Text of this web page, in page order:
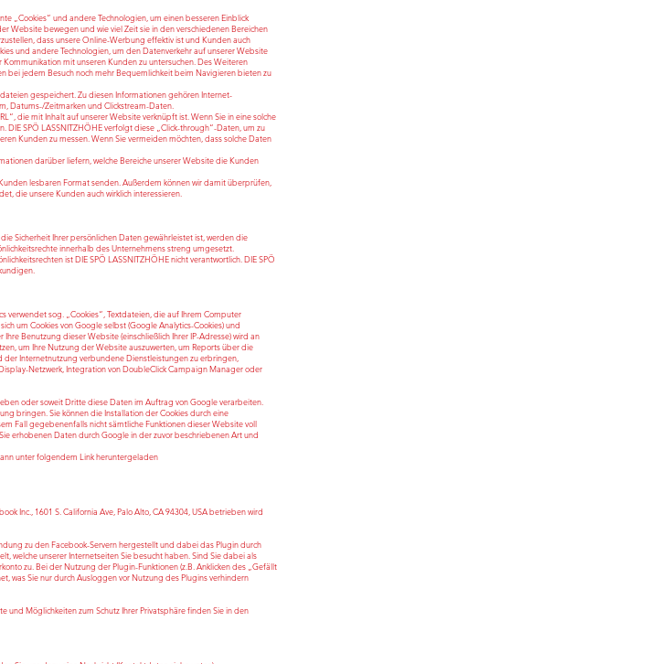
„Cookies“ und andere Technologien, um einen besseren Einblick
Website bewegen und wie viel Zeit sie in den verschiedenen Bereichen
dass unsere Online-Werbung effektiv ist und Kunden auch
und andere Technologien, um den Datenverkehr auf unserer Website
mit unseren Kunden zu untersuchen. Des Weiteren
bei jedem Besuch noch mehr Bequemlichkeit beim Navigieren bieten zu
gespeichert. Zu diesen Informationen gehören Internet-
Datums-/Zeitmarken und Clickstream-Daten.
die mit Inhalt auf unserer Website verknüpft ist. Wenn Sie in eine solche
DIE SPÖ LASSNITZHÖHE verfolgt diese „Click-through“-Daten, um zu
Kunden zu messen. Wenn Sie vermeiden möchten, dass solche Daten
darüber liefern, welche Bereiche unserer Website die Kunden
lesbaren Format senden. Außerdem können wir damit überprüfen,
die unsere Kunden auch wirklich interessieren.
Sicherheit Ihrer persönlichen Daten gewährleistet ist, werden die
innerhalb des Unternehmens streng umgesetzt.
ist DIE SPÖ LASSNITZHÖHE nicht verantwortlich. DIE SPÖ
verwendet sog. „Cookies“, Textdateien, die auf Ihrem Computer
um Cookies von Google selbst (Google Analytics-Cookies) und
Benutzung dieser Website (einschließlich Ihrer IP-Adresse) wird an
um Ihre Nutzung der Website auszuwerten, um Reports über die
Internetnutzung verbundene Dienstleistungen zu erbringen,
Netzwerk, Integration von DoubleClick Campaign Manager oder
oder soweit Dritte diese Daten im Auftrag von Google verarbeiten.
bringen. Sie können die Installation der Cookies durch eine
Fall gegebenenfalls nicht sämtliche Funktionen dieser Website voll
erhobenen Daten durch Google in der zuvor beschriebenen Art und
unter folgendem Link heruntergeladen
Inc., 1601 S. California Ave, Palo Alto, CA 94304, USA betrieben wird
zu den Facebook-Servern hergestellt und dabei das Plugin durch
welche unserer Internetseiten Sie besucht haben. Sind Sie dabei als
zu. Bei der Nutzung der Plugin-Funktionen (z.B. Anklicken des „Gefällt
was Sie nur durch Ausloggen vor Nutzung des Plugins verhindern
Möglichkeiten zum Schutz Ihrer Privatsphäre finden Sie in den